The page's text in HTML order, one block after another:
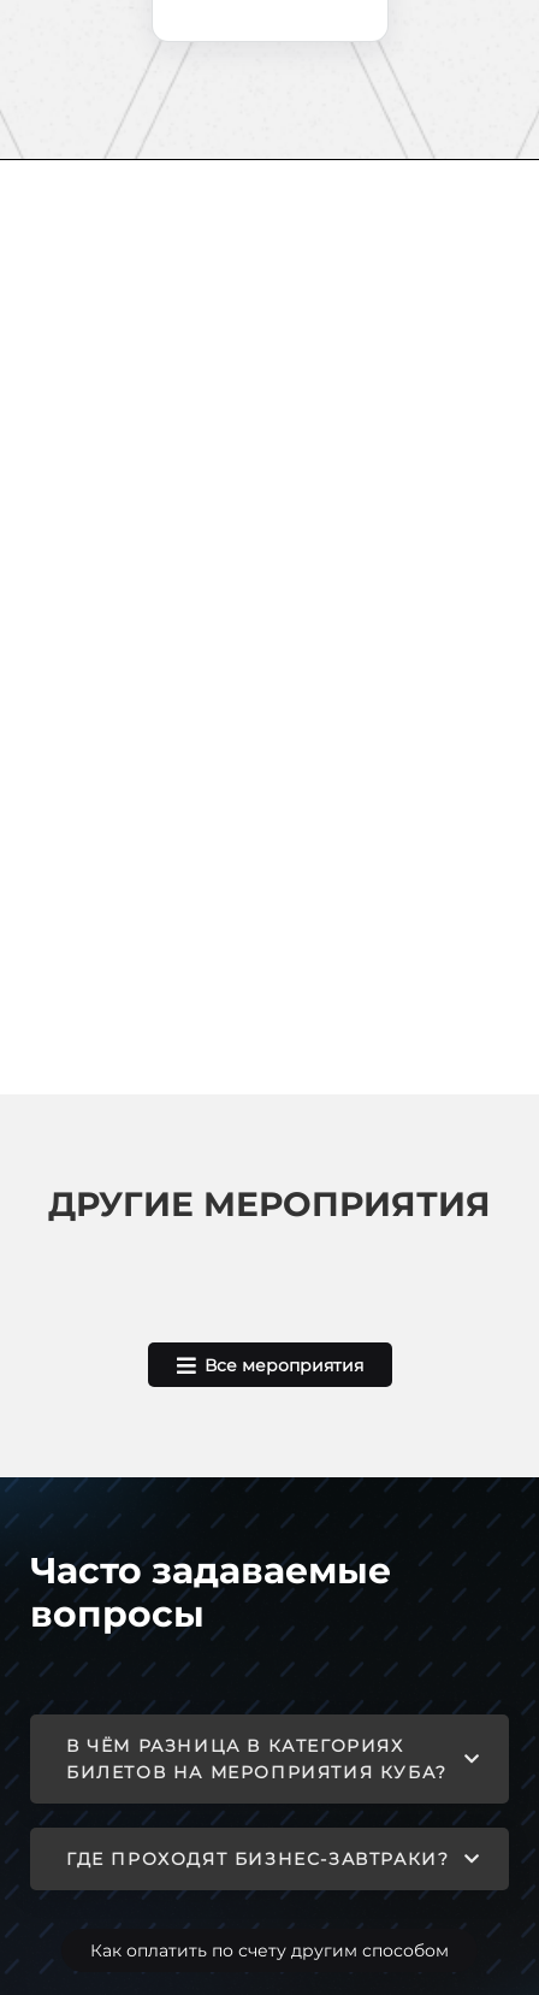
ДРУГИЕ МЕРОПРИЯТИЯ
Все мероприятия
Часто задаваемые
вопросы
В ЧЁМ РАЗНИЦА В КАТЕГОРИЯХ
БИЛЕТОВ НА МЕРОПРИЯТИЯ КУБА?
ГДЕ ПРОХОДЯТ БИЗНЕС-ЗАВТРАКИ?
Как оплатить по счету другим способом